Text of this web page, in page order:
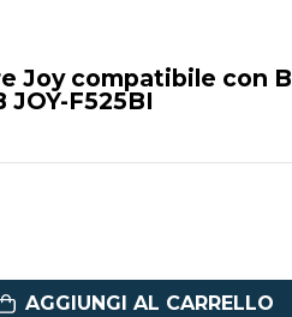
Joy compatibile con
JOY-F525BI
AGGIUNGI AL CARRELLO